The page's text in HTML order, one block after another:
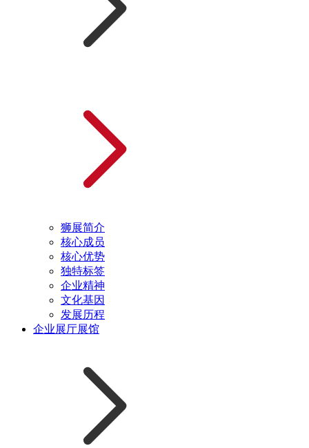
狮展简介
核心成员
核心优势
独特标签
企业精神
文化基因
发展历程
企业展厅展馆